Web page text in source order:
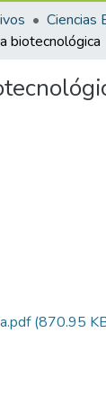
Ciencias
biotecnológica
(870.95